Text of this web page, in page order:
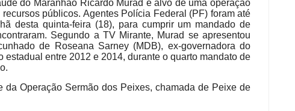
do Maranhão Ricardo Murad é alvo de uma operação
públicos. Agentes Polícia Federal (PF) foram até
desta quinta-feira (18), para cumprir um mandado de
Segundo a TV Mirante, Murad se apresentou
de Roseana Sarney (MDB), ex-governadora do
estadual entre 2012 e 2014, durante o quarto mandato de
da Operação Sermão dos Peixes, chamada de Peixe de